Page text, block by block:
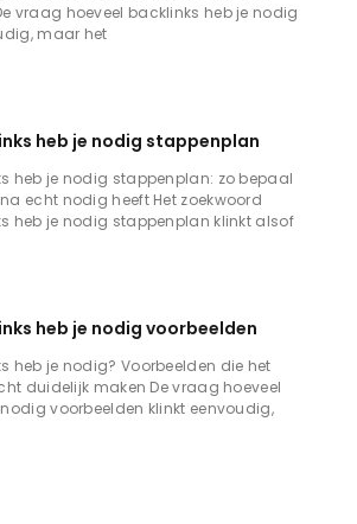
vraag hoeveel backlinks heb je nodig
maar het
heb je nodig stappenplan
heb je nodig stappenplan: zo bepaal
echt nodig heeft Het zoekwoord
heb je nodig stappenplan klinkt alsof
heb je nodig voorbeelden
heb je nodig? Voorbeelden die het
duidelijk maken De vraag hoeveel
voorbeelden klinkt eenvoudig,